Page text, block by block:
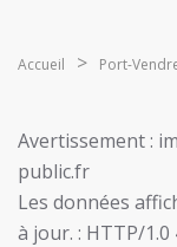
Accueil Port-
Avertissement :
public.fr
Les données
à jour. : HTTP/1.0